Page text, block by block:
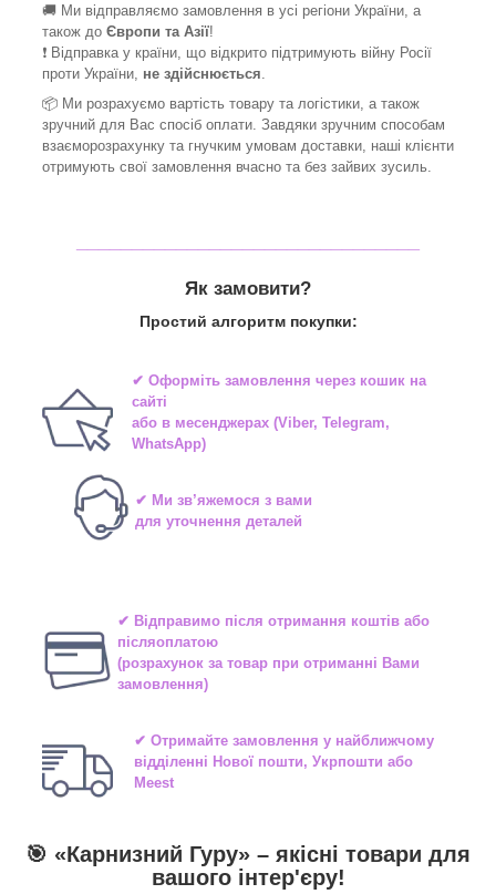
🚚 Ми відправляємо замовлення в усі регіони України, а
також до Європи та Азії!
❗ Відправка у країни, що відкрито підтримують війну Росії
проти України, не здійснюється
📦 Ми розрахуємо вартість товару та логістики, а також
зручний для Вас спосіб оплати. Завдяки зручним способам
взаєморозрахунку та гнучким умовам доставки, наші клієнти
отримують свої замовлення вчасно та без зайвих зусиль.
Як замовити?
Простий алгоритм покупки:
✔ Оформіть замовлення через кошик на
сайті
або в месенджерах(Viber, Telegram,
WhatsApp)
✔ Ми зв’яжемося з вами
для уточнення деталей
✔ Відправимо після отримання коштів або
післяоплатою
(розрахунок за товар при отриманні Вами
замовлення)
✔ Отримайте замовлення у найближчому
відділенні Нової пошти, Укрпошти або
Meest
🎯 «Карнизний Гуру» – якісні товари для
вашого інтер'єру!